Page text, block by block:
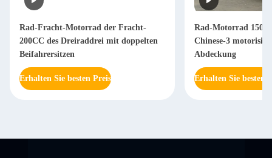
Rad-Fracht-Motorrad der Fracht-
200CC des Dreiraddrei mit doppelten
Beifahrersitzen
Erhalten Sie besten Preis
Rad-Motorrad
Chinese-3
Abdeckung
Erhalten Sie besten